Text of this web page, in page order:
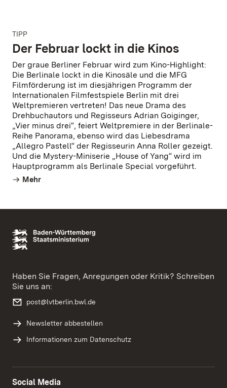
TIPP
Der Februar lockt in die Kinos
Der graue Berliner Februar wird zum Kino-Highlight:
Die Berlinale lockt in die Kinosäle und die MFG
Filmförderung ist im diesjährigen Programm der
Internationalen Filmfestspiele Berlin mit drei
Weltpremieren vertreten! Das neue Drama des
Drehbuchautors und Regisseurs Adrian Goiginger,
„Vier minus drei“, feiert Weltpremiere in der Berlinale-
Reihe Panorama, ebenso wird das Liebesdrama
„Allegro Pastell“ der Regisseurin Anna Roller gezeigt.
Und die Mystery-Miniserie „House of Yang“ wird im
Hauptprogramm als Berlinale Special vorgeführt.
Mehr
Haben Sie Fragen, Anregungen oder Kritik? Schreiben
Sie uns an:
post@lvtberlin.bwl.de
Newsletter abbestellen
Informationen zum Datenschutz
Social Media